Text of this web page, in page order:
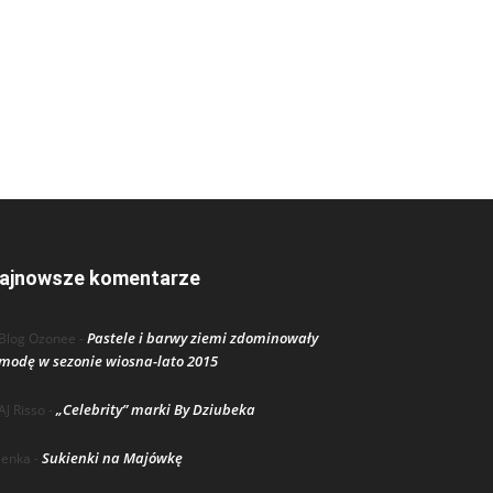
komentarze
Blog Ozonee - Pastele i barwy ziemi zdominowały
w sezonie wiosna-lato 2015
Risso -„Celebrity” marki By Dziubeka
lenka - Sukienki na Majówkę